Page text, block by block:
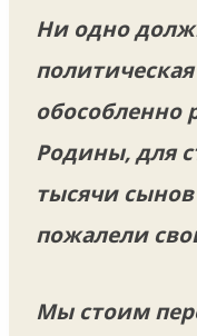
Ни одно
обособленно
Родины, для
тысячи
пожалели
Мы стоим